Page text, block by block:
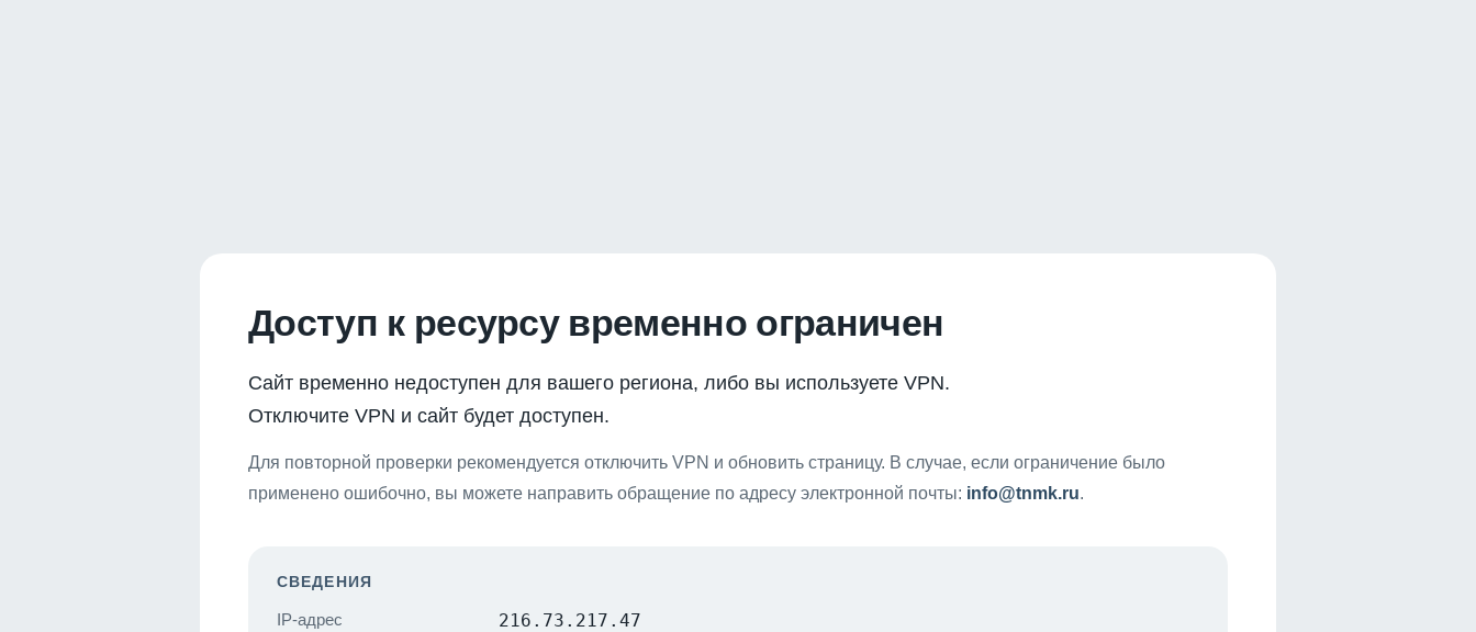
Доступ к ресурсу временно ограничен
Сайт временно недоступен для вашего региона, либо вы используете VPN.
Отключите VPN и сайт будет доступен.
Для повторной проверки рекомендуется отключить VPN и обновить страницу. В случае, если ограничение было
применено ошибочно, вы можете направить обращение по адресу электронной почты: info@tnmk.ru.
СВЕДЕНИЯ
IP-адрес 216.73.217.47